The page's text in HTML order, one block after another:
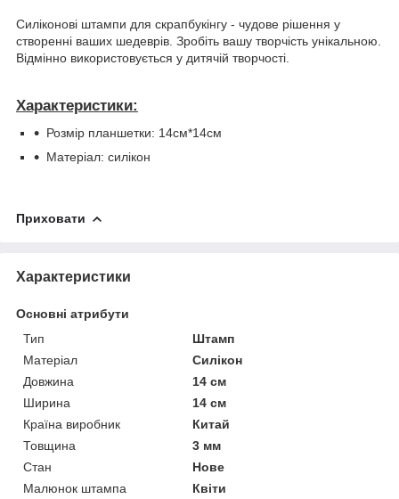
Силіконові штампи для скрапбукінгу - чудове рішення у
створенні ваших шедеврів. Зробіть вашу творчість унікальною.
Відмінно використовується у дитячій творчості.
Характеристики:
Розмір планшетки: 14см*14см
Матеріал: силікон
Приховати
Характеристики
Основні атрибути
Тип
Штамп
Матеріал
Силікон
Довжина
14 см
Ширина
14 см
Країна виробник
Китай
Товщина
3 мм
Стан
Нове
Малюнок штампа
Квіти